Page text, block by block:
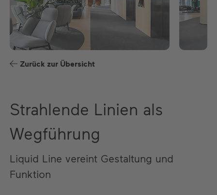
Zurück zur Übersicht
Strahlende Linien als
Wegführung
Liquid Line vereint Gestaltung und
Funktion